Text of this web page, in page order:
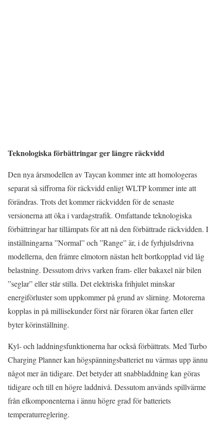
Teknologiska förbättringar ger längre räckvidd
Den nya årsmodellen av Taycan kommer inte att homologeras
separat så siffrorna för räckvidd enligt WLTP kommer inte att
förändras. Trots det kommer räckvidden för de senaste
versionerna att öka i vardagstrafik. Omfattande teknologiska
förbättringar har tillämpats för att nå den förbättrade räckvidden. I
inställningarna ”Normal” och ”Range” är, i de fyrhjulsdrivna
modellerna, den främre elmotorn nästan helt bortkopplad vid låg
belastning. Dessutom drivs varken fram- eller bakaxel när bilen
”seglar” eller står stilla. Det elektriska frihjulet minskar
energiförluster som uppkommer på grund av slirning. Motorerna
kopplas in på millisekunder först när föraren ökar farten eller
byter körinställning.
Kyl- och laddningsfunktionerna har också förbättrats. Med Turbo
Charging Planner kan högspänningsbatteriet nu värmas upp ännu
något mer än tidigare. Det betyder att snabbladdning kan göras
tidigare och till en högre laddnivå. Dessutom används spillvärme
från elkomponenterna i ännu högre grad för batteriets
temperaturreglering.